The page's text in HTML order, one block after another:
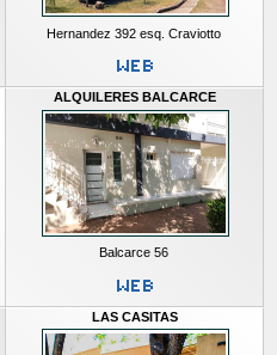
Hernandez 392 esq. Craviotto
ALQUILERES BALCARCE
Balcarce 56
LAS CASITAS